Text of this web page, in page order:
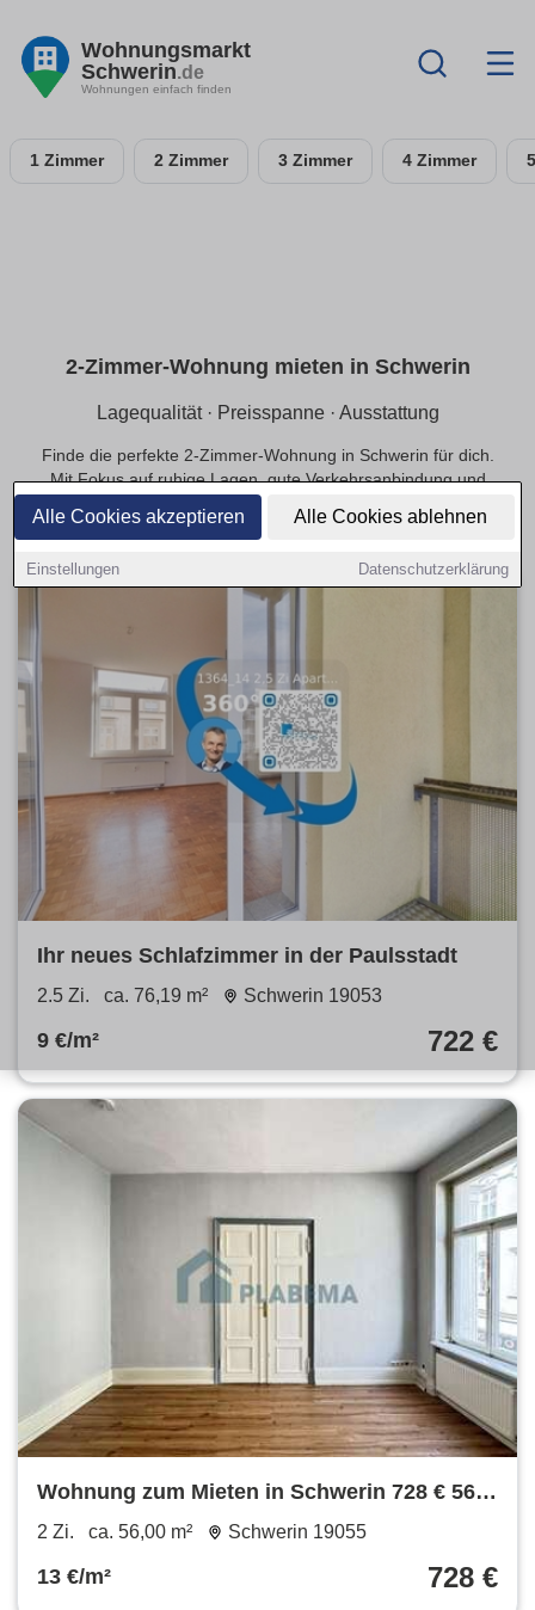
Alle Cookies akzeptieren Alle Cookies ablehnen
Einstellungen Datenschutzerklärung
Wohnungsmarkt
Schwerin.de
Wohnungen einfach finden
1 Zimmer 2 Zimmer 3 Zimmer 4 Zimmer
2-Zimmer-Wohnung mieten in Schwerin
Lagequalität · Preisspanne · Ausstattung
Finde die perfekte 2-Zimmer-Wohnung in Schwerin für dich.
Mit Fokus auf ruhige Lagen, gute Verkehrsanbindung und
einer passenden Preisspanne.
Ihr neues Schlafzimmer in der Paulsstadt
2.5 Zi. ca. 76,19 m² Schwerin 19053
9 €/m² 722 €
Wohnung zum Mieten in Schwerin 728 € 56
m²
2 Zi. ca. 56,00 m² Schwerin 19055
13 €/m² 728 €